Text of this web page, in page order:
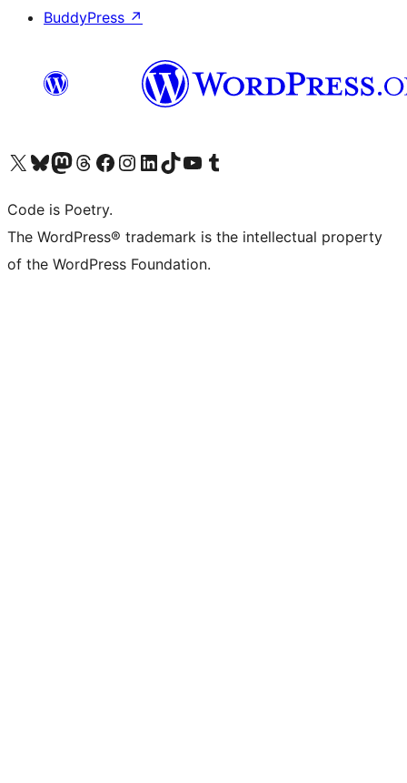
BuddyPress ↗
Visita il nostro account X (ex Twitter)
Visita il nostro account Bluesky
Visita il nostro account Mastodon
Visita il nostro account Threads
Visita la nostra pagina Facebook
Visita il nostro account Instagram
Visita il nostro account LinkedIn
Visita il nostro account TikTok
Visita il nostro canale YouTube
Visita il nostro account Tumblr
Code is Poetry.
The WordPress® trademark is the intellectual property
of the WordPress Foundation.